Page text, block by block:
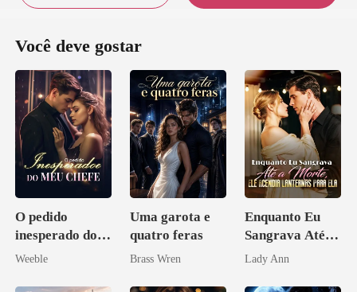
Você deve gostar
O pedido
inesperado do
meu chefe
Weeble
Uma garota e
quatro feras
Brass Wren
Enquanto Eu
Sangrava Até a
Morte, Ele
Lady Ann